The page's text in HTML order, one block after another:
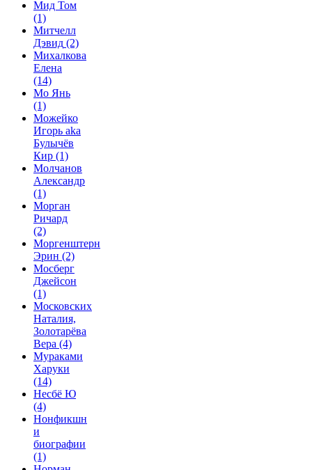
Мид Том
(1)
Митчелл
Дэвид (2)
Михалкова
Елена
(14)
Мо Янь
(1)
Можейко
Игорь aka
Булычёв
Кир (1)
Молчанов
Александр
(1)
Морган
Ричард
(2)
Моргенштерн
Эрин (2)
Мосберг
Джейсон
(1)
Московских
Наталия,
Золотарёва
Вера (4)
Мураками
Харуки
(14)
Несбё Ю
(4)
Нонфикшн
и
биографии
(1)